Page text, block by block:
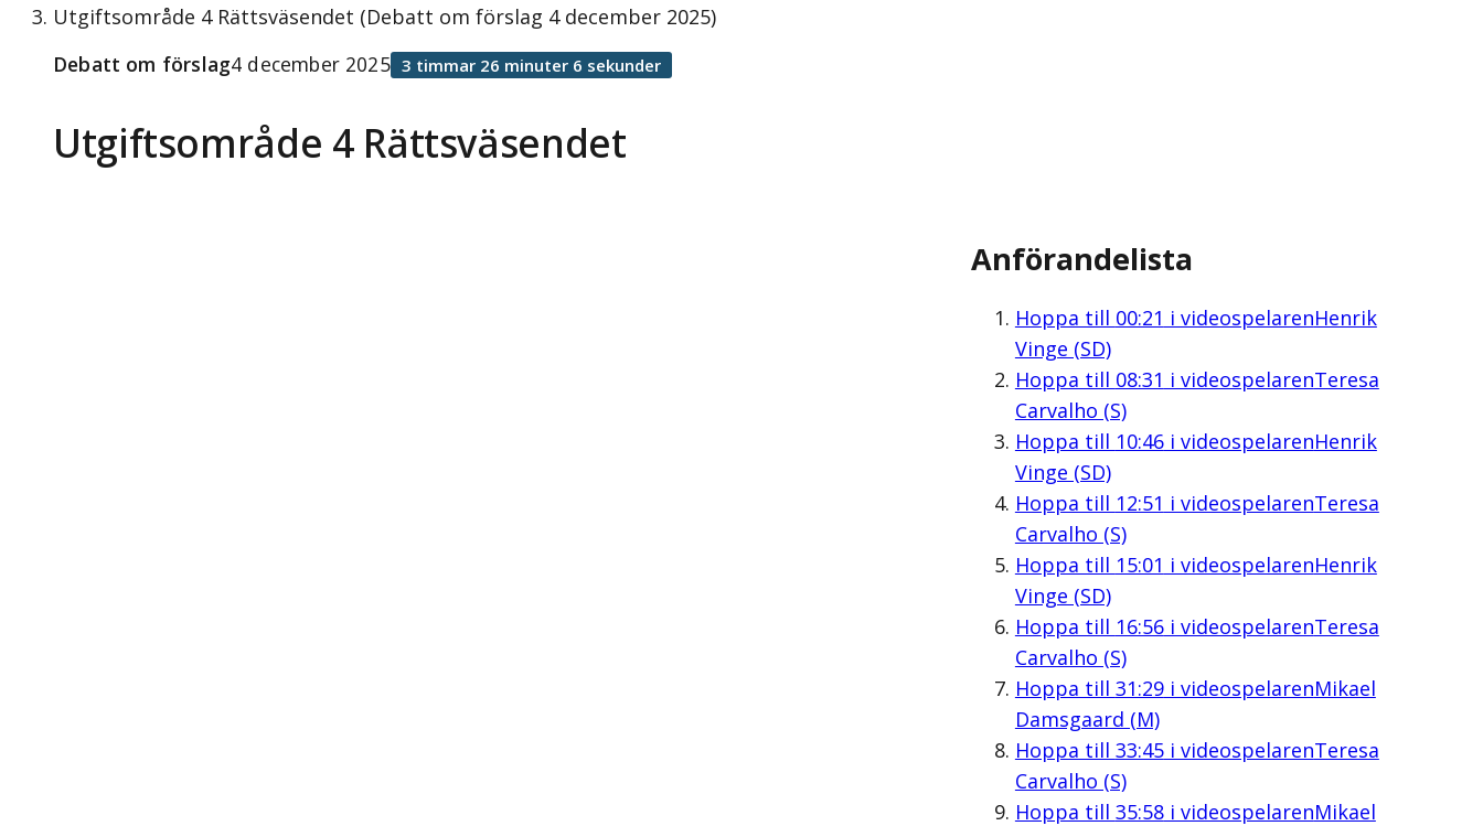
Utgiftsområde 4 Rättsväsendet (Debatt om förslag 4 december 2025)
Utgiftsområde 4 Rättsväsendet
Debatt om förslag4 december 2025 3 timmar 26 minuter 6 sekunder
Anförandelista
Hoppa till 00:21 i videospelarenHenrik
Vinge (SD)
Hoppa till 08:31 i videospelarenTeresa
Carvalho (S)
Hoppa till 10:46i videospelarenHenrik
Vinge (SD)
Hoppa till 12:51 i videospelarenTeresa
Carvalho (S)
Hoppa till 15:01 i videospelarenHenrik
Vinge (SD)
Hoppa till 16:56i videospelarenTeresa
Carvalho (S)
Hoppa till 31:29i videospelarenMikael
Damsgaard (M)
Hoppa till 33:45i videospelarenTeresa
Carvalho (S)
Hoppa till 35:58i videospelarenMikael